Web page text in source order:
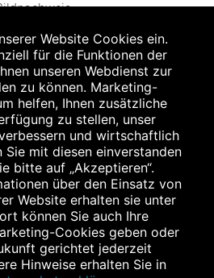
solange der Vorrat reicht. Für Druck-
lesen Sie die Packungsbeilage und fragen
Apothekenerstattungspreis
Preisempfehlung der Hersteller. Der
Ansatz gebrachter Preis für rezeptfreie
Höhe dem für Apotheken verbindlichen
in bestimmten Fällen (z.B. bei Kindern
der gesetzlichen Krankenversicherung
Erstattungspreis im Falle einer
Krankenkassen, vor Abzug eines
§130 Abs. 1 SGB V.
Website Cookies ein.
für die Funktionen der
unseren Webdienst zur
zu können. Marketing-
helfen, Ihnen zusätzliche
zu stellen, unser
und wirtschaftlich
Sie mit diesen einverstanden
bitte auf „Akzeptieren“.
über den Einsatz von
Website erhalten sie unter
können Sie auch Ihre
Cookies geben oder
gerichtet jederzeit
Hinweise erhalten Sie in